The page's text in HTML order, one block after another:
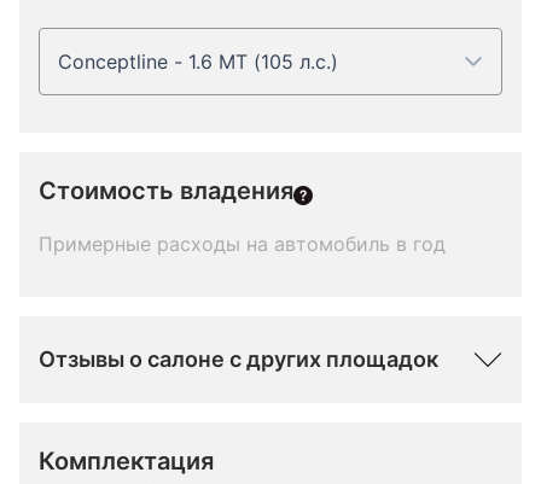
Conceptline - 1.6 MT (105 л.с.)
Стоимость владения
Примерные расходы на автомобиль в год
Отзывы о салоне с других площадок
Комплектация